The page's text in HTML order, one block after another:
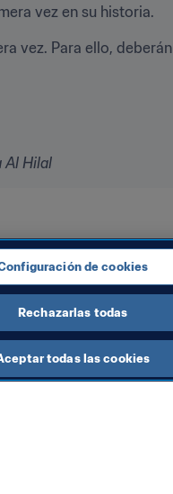
vez en su historia.
vez. Para ello, deberán
Al Hilal
de cookies
Rechazarlas todas
todas las cookies